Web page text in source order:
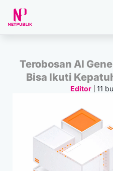
Terobosan AI
Bisa Ikuti
Editor 11